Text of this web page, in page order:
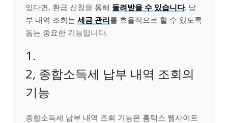
있다면, 환급 신청을 통해 돌려받을 수 있습니다. 납
부 내역 조회는 세금 관리를 효율적으로 할 수 있도록
돕는 중요한 기능입니다.
1.
2, 종합소득세 납부 내역 조회의
기능
종합소득세 납부 내역 조회 기능은 홈택스 웹사이트